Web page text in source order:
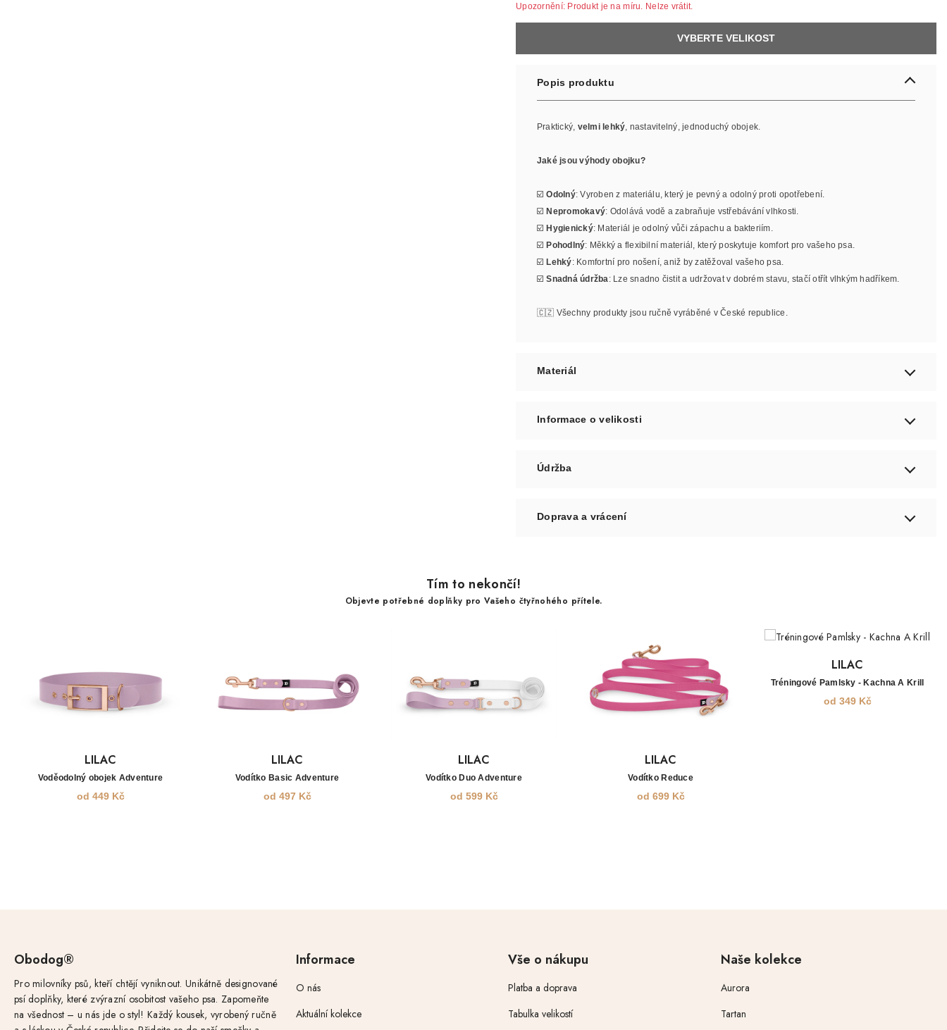
Upozornění: Produkt je na míru. Nelze vrátit.
VYBERTE VELIKOST
Popis produktu
Praktický, velmi lehký , nastavitelný, jednoduchý obojek.
Jaké jsou výhody obojku?
☑️Odolný: Vyroben z materiálu, který je pevný a odolný proti opotřebení.
☑️Nepromokavý: Odolává vodě a zabraňuje vstřebávání vlhkosti.
☑️Hygienický: Materiál je odolný vůči zápachu a bakteriím.
☑️Pohodlný: Měkký a flexibilní materiál, který poskytuje komfort pro vašeho psa.
☑️Lehký: Komfortní pro nošení, aniž by zatěžoval vašeho psa.
☑️Snadná údržba : Lze snadno čistit a udržovat v dobrém stavu, stačí otřít vlhkým hadříkem.
🇨🇿 Všechny produkty jsou ručně vyráběné v České republice.
Materiál
Informace o velikosti
Údržba
Doprava a vrácení
Tím to nekončí!
Objevte potřebné doplňky pro Vašeho čtyřnohého přítele.
LILAC
Voděodolný obojek Adventure
od 449Kč
LILAC
Vodítko Basic Adventure
od 497Kč
LILAC
Vodítko Duo Adventure
od 599Kč
LILAC
Vodítko Reduce
od 699Kč
LILAC
Tréningové Pamlsky - Kachna A Krill
od 349Kč
Obodog®
Pro milovníky psů, kteří chtějí vyniknout. Unikátně designované
psí doplňky, které zvýrazní osobitost vašeho psa. Zapomeňte
na všednost – u nás jde o styl! Každý kousek, vyrobený ručně
Informace
O nás
Aktuální kolekce
Vše o nákupu
Platba a doprava
Tabulka velikostí
Naše kolekce
Aurora
Tartan